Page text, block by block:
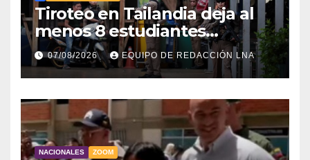
Tiroteo en Tailandia deja al
menos 8 estudiantes
muertos y 30 heridos
07/08/2026 EQUIPO DE REDACCIÓN LNA
NACIONALES ZOOM